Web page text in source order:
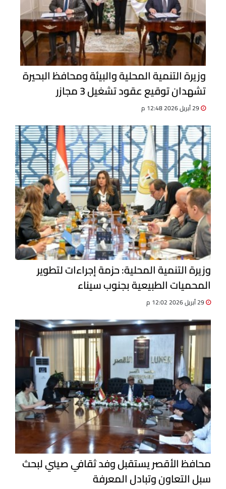
وزيرة التنمية المحلية والبيئة ومحافظ البحيرة
تشهدان توقيع عقود تشغيل 3 مجازر
بالمحافظة
وزيرة التنمية المحلية: حزمة إجراءات لتطوير
المحميات الطبيعية بجنوب سيناء
محافظ الأقصر يستقبل وفد ثقافي صيني لبحث
سبل التعاون وتبادل المعرفة